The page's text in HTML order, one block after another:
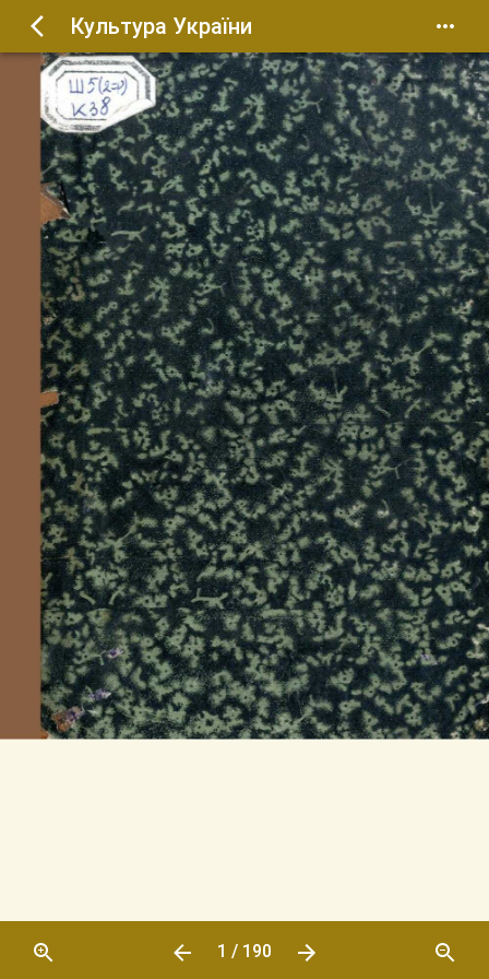
Культура України
1 / 190